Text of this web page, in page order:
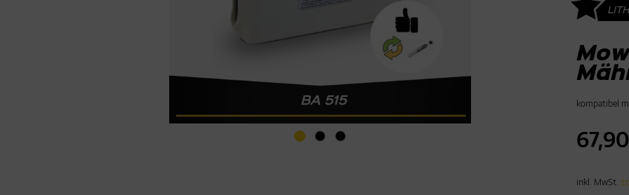
kompatibel
inkl. MwSt.